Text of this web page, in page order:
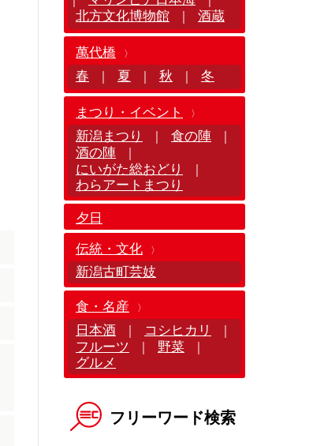
北方文化博物館 酒蔵
萬代橋
春
夏 秋 冬
まつり・イベント
新潟まつり
食の陣
酒の陣
にいがた総おどり
わらアートまつり
夕日
伝統・文化
新潟古町芸妓
食・名産
日本酒
コシヒカリ
フルーツ 野菜
グルメ
フリーワード検索